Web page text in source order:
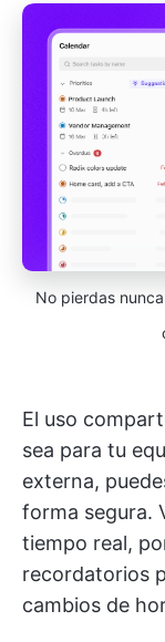
No pierdas
El uso
sea para tu
externa,
forma segura.
tiempo real,
recordatorios
cambios de